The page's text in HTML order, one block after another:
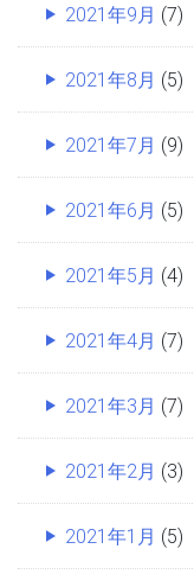
2021年9月 (7)
2021年8月 (5)
2021年7月 (9)
2021年6月 (5)
2021年5月 (4)
2021年4月 (7)
2021年3月 (7)
2021年2月 (3)
2021年1月 (5)